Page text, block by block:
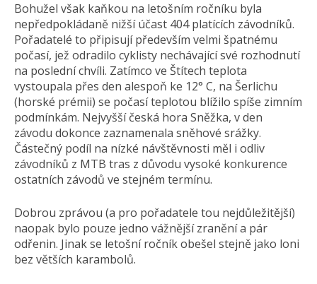
Bohužel však kaňkou na letošním ročníku byla
nepředpokládaně nižší účast 404 platících závodníků.
Pořadatelé to připisují především velmi špatnému
počasí, jež odradilo cyklisty nechávající své rozhodnutí
na poslední chvíli. Zatímco ve Štítech teplota
vystoupala přes den alespoň ke 12° C, na Šerlichu
(horské prémii) se počasí teplotou blížilo spíše zimním
podmínkám. Nejvyšší česká hora Sněžka, v den
závodu dokonce zaznamenala sněhové srážky.
Částečný podíl na nízké návštěvnosti měl i odliv
závodníků z MTB tras z důvodu vysoké konkurence
ostatních závodů ve stejném termínu.
Dobrou zprávou (a pro pořadatele tou nejdůležitější)
naopak bylo pouze jedno vážnější zranění a pár
odřenin. Jinak se letošní ročník obešel stejně jako loni
bez větších karambolů.